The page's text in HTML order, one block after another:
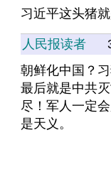
习近平这头猪
人民报读者
朝鲜化中国？
最后就是中共
尽！军人一定
是天义。